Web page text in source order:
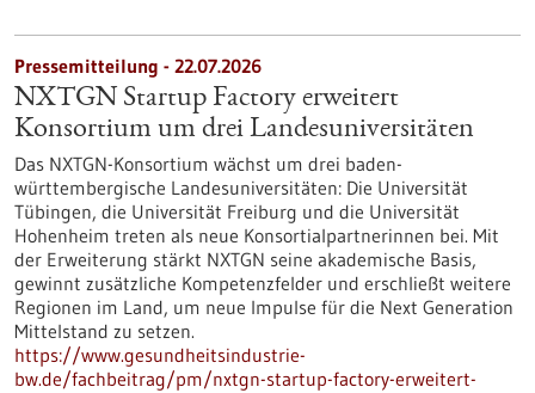
Pressemitteilung - 22.07.2026
NXTGN Startup Factory erweitert
Konsortium um drei Landesuniversitäten
Das NXTGN-Konsortium wächst um drei baden-
württembergische Landesuniversitäten: Die Universität
Tübingen, die Universität Freiburg und die Universität
Hohenheim treten als neue Konsortialpartnerinnen bei. Mit
der Erweiterung stärkt NXTGN seine akademische Basis,
gewinnt zusätzliche Kompetenzfelder und erschließt weitere
Regionen im Land, um neue Impulse für die Next Generation
Mittelstand zu setzen.
https://www.gesundheitsindustrie-
bw.de/fachbeitrag/pm/nxtgn-startup-factory-erweitert-